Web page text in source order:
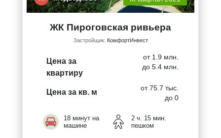
ЖК Пироговская ривьера
Застройщик: КомфортИнвест
Цена за
квартиру
от 1.9 млн.
до 5.4 млн.
Цена за кв. м
от 75.7 тыс.
до 0
18 минут на
машине
2 ч. 15 мин.
пешком